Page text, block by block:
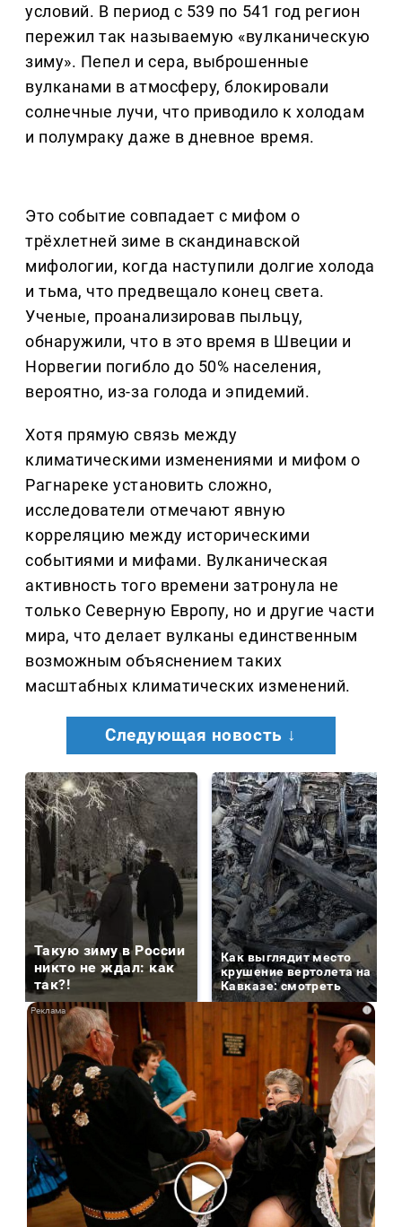
условий. В период с 539 по 541 год регион
пережил так называемую «вулканическую
зиму». Пепел и сера, выброшенные
вулканами в атмосферу, блокировали
солнечные лучи, что приводило к холодам
и полумраку даже в дневное время.
Это событие совпадает с мифом о
трёхлетней зиме в скандинавской
мифологии, когда наступили долгие холода
и тьма, что предвещало конец света.
Ученые, проанализировав пыльцу,
обнаружили, что в это время в Швеции и
Норвегии погибло до 50% населения,
вероятно, из-за голода и эпидемий.
Хотя прямую связь между
климатическими изменениями и мифом о
Рагнареке установить сложно,
исследователи отмечают явную
корреляцию между историческими
событиями и мифами. Вулканическая
активность того времени затронула не
только Северную Европу, но и другие части
мира, что делает вулканы единственным
возможным объяснением таких
масштабных климатических изменений.
Следующая новость ↓
Такую зиму в России
никто не ждал: как
так?!
Как выглядит место
крушение вертолета на
Кавказе: смотреть
i